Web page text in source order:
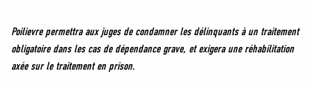
ADHÉREZ
BOUTIQUE
Poilievre permettra aux juges de condamner les délinquants à un traitement
obligatoire dans les cas de dépendance grave, et exigera une réhabilitation
axée sur le traitement en prison.